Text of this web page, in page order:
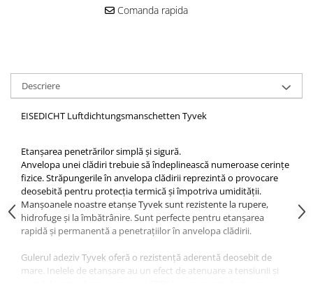
Garnituri Adezive Uși Ferestre
Benzi Gips Carton
Dibluri Gips Carton
Profile Gips Carton
Plăci Gips Carton
Acoperiri Elastice, Textile și din
Lemn
Adezivi Acoperiri Elastice și Textile
Adezivi Parchet și Lemn
Colțare Protecție
Comanda rapida
Descriere
EISEDICHT Luftdichtungsmanschetten Tyvek
Etanșarea penetrărilor simplă și sigură.
Anvelopa unei clădiri trebuie să îndeplinească numeroase cerințe
fizice. Străpungerile în anvelopa clădirii reprezintă o provocare
deosebită pentru protecția termică și împotriva umidității.
Manșoanele noastre etanșe Tyvek sunt rezistente la rupere,
hidrofuge și la îmbătrânire. Sunt perfecte pentru etanșarea
rapidă și permanentă a penetrațiilor în anvelopa clădirii.
Gulerul adeziv Tyvek oferă o rezistență aderentă deosebit de
mare. Inelele de etanșare au un efect de atenuare a tensiunii și